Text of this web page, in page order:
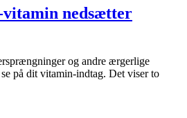
vitamin nedsætter
og andre ærgerlige
på dit vitamin-indtag. Det viser to